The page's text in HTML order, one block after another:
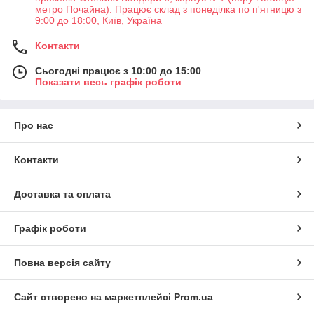
метро Почайна). Працює склад з понеділка по п'ятницю з
9:00 до 18:00, Київ, Україна
Контакти
Сьогодні працює з 10:00 до 15:00
Показати весь графік роботи
Про нас
Контакти
Доставка та оплата
Графік роботи
Повна версія сайту
Сайт створено на маркетплейсі Prom.ua